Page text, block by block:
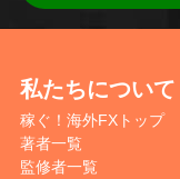
私たちについて
稼ぐ！海外FXトップ
著者一覧
監修者一覧